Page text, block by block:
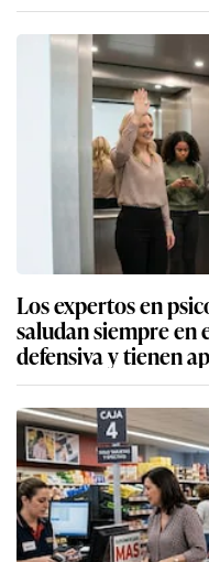
Los expertos en
saludan siempre en
defensiva y tienen